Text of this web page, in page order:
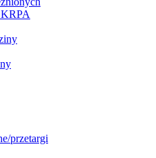
przetargi